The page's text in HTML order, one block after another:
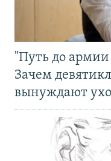
"Путь до армии
Зачем
вынуждают